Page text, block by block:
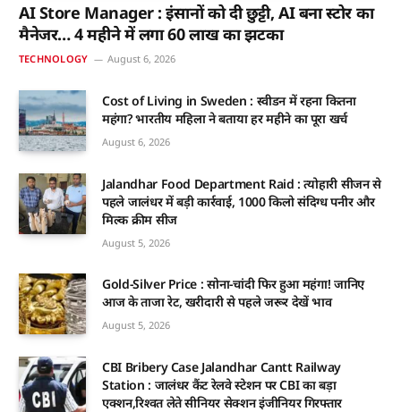
AI Store Manager : इंसानों को दी छुट्टी, AI बना स्टोर का
मैनेजर… 4 महीने में लगा 60 लाख का झटका
TECHNOLOGY August 6, 2026
Cost of Living in Sweden : स्वीडन में रहना कितना
महंगा? भारतीय महिला ने बताया हर महीने का पूरा खर्च
August 6, 2026
Jalandhar Food Department Raid : त्योहारी सीजन से
पहले जालंधर में बड़ी कार्रवाई, 1000 किलो संदिग्ध पनीर और
मिल्क क्रीम सीज
August 5, 2026
Gold-Silver Price : सोना-चांदी फिर हुआ महंगा! जानिए
आज के ताजा रेट, खरीदारी से पहले जरूर देखें भाव
August 5, 2026
CBI Bribery Case Jalandhar Cantt Railway
Station : जालंधर कैंट रेलवे स्टेशन पर CBI का बड़ा
एक्शन,रिश्वत लेते सीनियर सेक्शन इंजीनियर गिरफ्तार